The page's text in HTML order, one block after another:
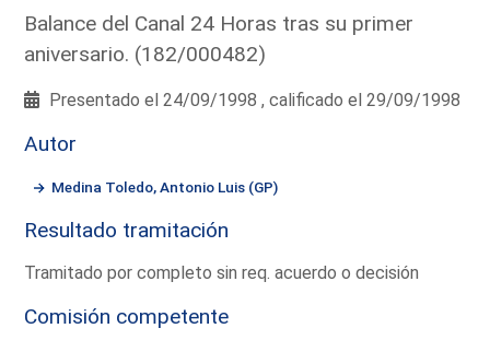
Balance del Canal 24 Horas tras su primer
aniversario. (182/000482)
Presentado el 24/09/1998 , calificado el 29/09/1998
Autor
Medina Toledo, Antonio Luis (GP)
Resultado tramitación
Tramitado por completo sin req. acuerdo o decisión
Comisión competente